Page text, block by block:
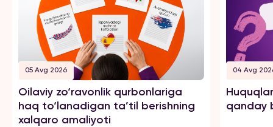
05 Avg 2026
Oilaviy zo‘ravonlik qurbonlariga
haq to‘lanadigan ta’til berishning
xalqaro amaliyoti
04 Avg
qanday